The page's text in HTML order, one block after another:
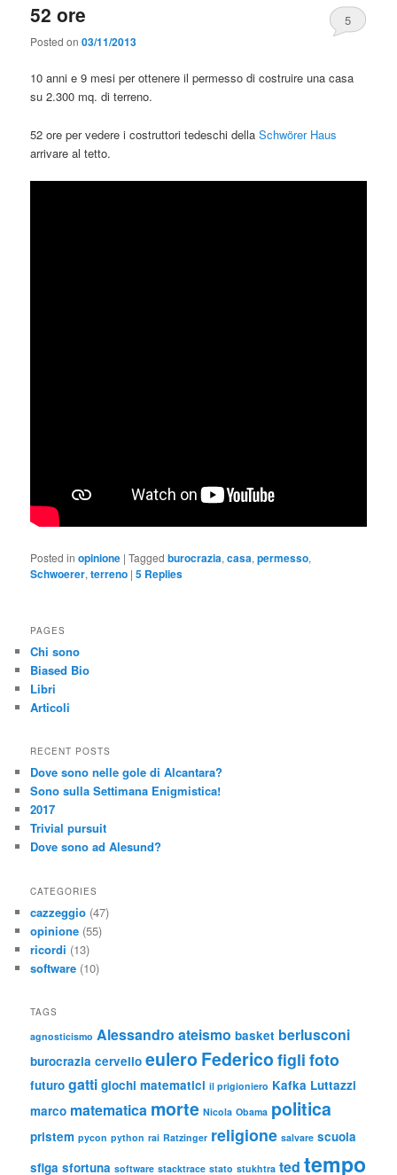
52 ore
Posted on03/11/2013
5
10 anni e 9 mesi per ottenere il permesso di costruire una casa
su 2.300 mq. di terreno.
52 ore per vedere i costruttori tedeschi dellaSchwörer Haus
arrivare al tetto.
Posted in opinione |Tagged burocrazia,casa,permesso,
Schwoerer,terreno |5 Replies
PAGES
Chi sono
Biased Bio
Libri
Articoli
RECENT POSTS
Dove sono nelle gole di Alcantara?
Sono sulla Settimana Enigmistica!
2017
Trivial pursuit
Dove sono ad Alesund?
CATEGORIES
cazzeggio (47)
opinione (55)
ricordi (13)
software (10)
TAGS
agnosticismo Alessandro ateismo basket berlusconi
burocrazia cervello eulero Federico figli foto
futuro gatti giochi matematici il prigioniero Kafka Luttazzi
marco matematica morte Nicola Obama politica
pristem pycon python rai Ratzinger religione salvare scuola
sfiga sfortuna software stacktrace stato stukhtra ted tempo